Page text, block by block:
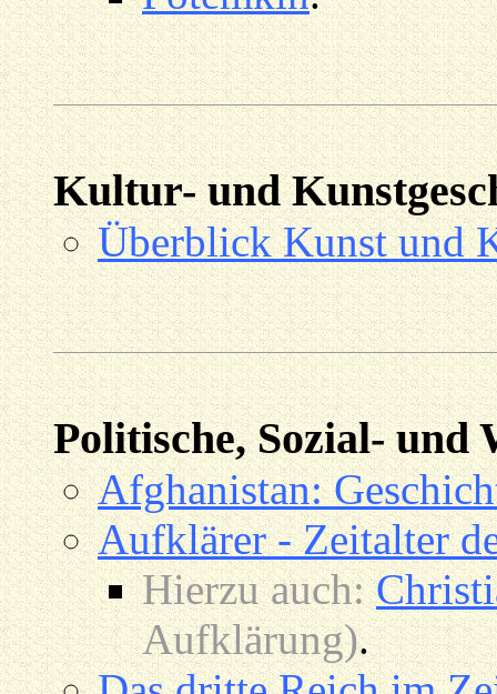
Kultur- und
Überblick Kunst und
Politische, Sozial- und
Afghanistan:
Aufklärer - Zeitalter
Hierzu auch:
Aufklärung).